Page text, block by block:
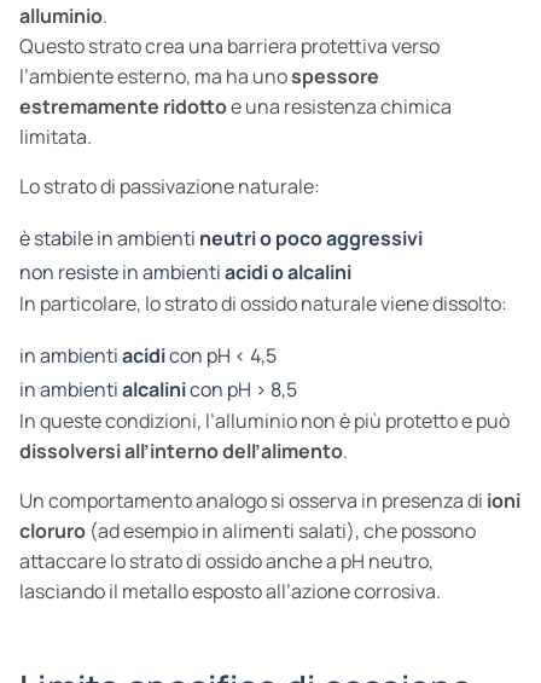
alluminio.
Questo strato crea una barriera protettiva verso
l’ambiente esterno, ma ha unospessore
estremamente ridottoe una resistenza chimica
limitata.
Lo strato di passivazione naturale:
è stabile in ambienti neutri o poco aggressivi
non resiste in ambientiacidi o alcalini
In particolare, lo strato di ossido naturale viene dissolto:
in ambientiacidicon pH < 4,5
in ambientialcalinicon pH > 8,5
In queste condizioni, l’alluminio non è più protetto e può
dissolversi all’interno dell’alimento.
Un comportamento analogo si osserva in presenza di ioni
cloruro (ad esempio in alimenti salati), che possono
attaccare lo strato di ossido anche a pH neutro,
lasciando il metallo esposto all’azione corrosiva.